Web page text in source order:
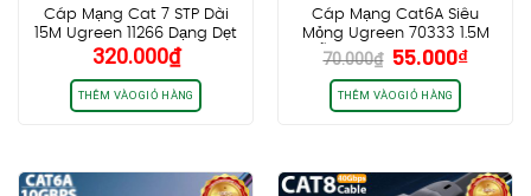
Cáp Mạng Cat 7 STP Dài
15M Ugreen 11266 Dạng Dẹt
Màu Đen Chính hãng cao
320.000₫
THÊM VÀO GIỎ HÀNG
Cáp Mạng Cat6A Siêu
Mỏng Ugreen 70333 1.5M
Hỗ trợ 10Gbps cao cấp
chính hãng
70.000₫ Giá
gốc
là:
70.000₫.
55.000₫Giá
THÊM VÀO GIỎ HÀNG